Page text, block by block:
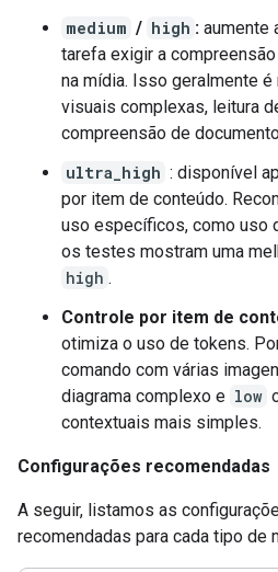
medium / high : aumente
tarefa exigir a
na mídia. Isso geralmente
visuais complexas, leitura
compreensão de
ultra_high : disponível
por item de conteúdo.
uso específicos, como uso
os testes mostram uma
high .
Controle por item de
otimiza o uso de tokens.
comando com várias
diagrama complexo e low
contextuais mais simples.
Configurações recomendadas
A seguir, listamos as
recomendadas para cada tipo de